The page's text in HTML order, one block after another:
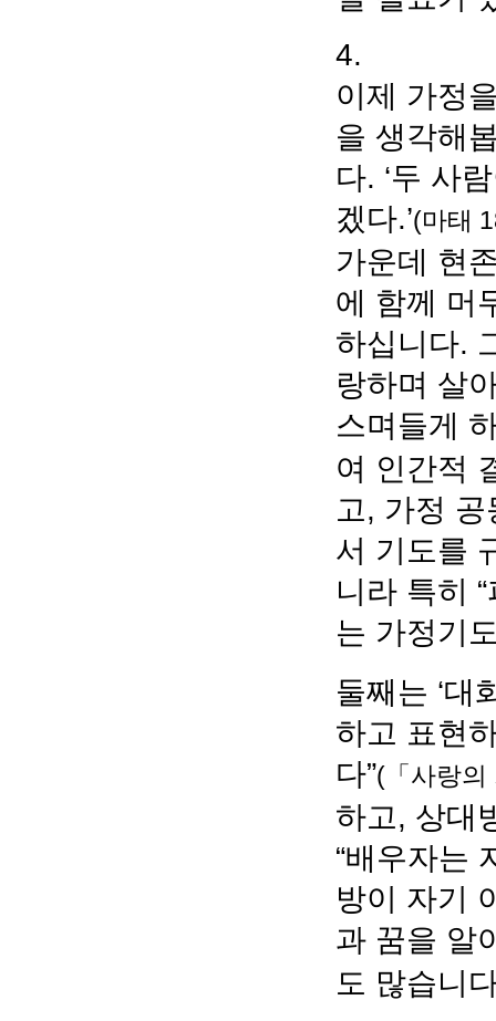
4.
이제 가정
을 생각해
다. ‘두 사
겠다.’(마태
가운데 현
에 함께 머
하십니다.
랑하며 살
스며들게
여 인간적
고, 가정
서 기도를
니라 특히
는 가정기
둘째는 ‘대
하고 표현
다”(「사랑의
하고, 상대
“배우자는
방이 자기
과 꿈을 알
도 많습니